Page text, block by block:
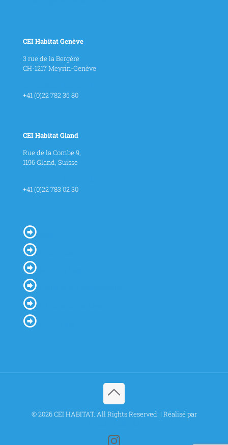
CEI Habitat Genève
3 rue de la Bergère
CH-1217 Meyrin-Genève
+41 (0)22 782 35 80
CEI Habitat Gland
Rue de la Combe 9,
1196 Gland, Suisse
+41 (0)22 783 02 30
© 2026 CEI HABITAT. All Rights Reserved. | Réalisé par